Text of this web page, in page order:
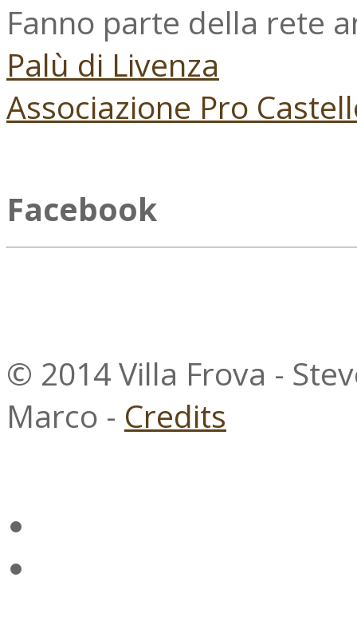
Fanno parte della rete
Palù di Livenza
Associazione Pro
Facebook
© 2014 Villa Frova -
Marco - Credits